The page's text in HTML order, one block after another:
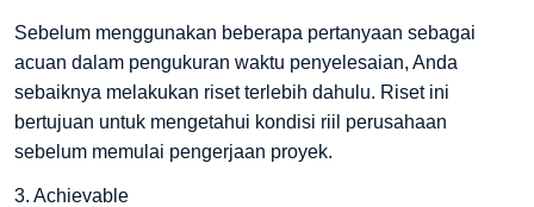
Sebelum menggunakan beberapa pertanyaan sebagai
acuan dalam pengukuran waktu penyelesaian, Anda
sebaiknya melakukan riset terlebih dahulu. Riset ini
bertujuan untuk mengetahui kondisi riil perusahaan
sebelum memulai pengerjaan proyek.
3. Achievable